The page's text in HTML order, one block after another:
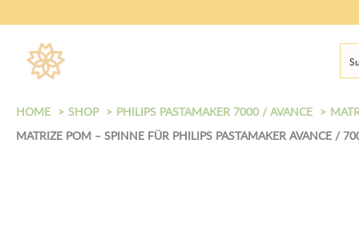
HOME SHOP PHILIPS PASTAMAKER 7000 / AVANCE
MATRIZE POM – SPINNE FÜR PHILIPS PASTAMAKER AVANCE /